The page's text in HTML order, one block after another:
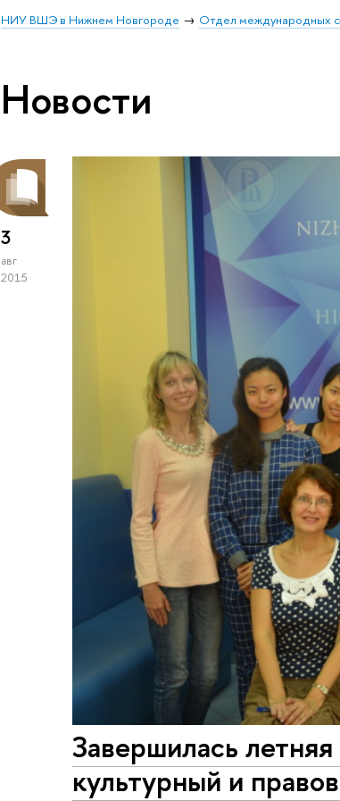
НИУ ВШЭ в Нижнем Новгороде Отдел международных
Новости
3
авг
2015
Завершилась
культурный и